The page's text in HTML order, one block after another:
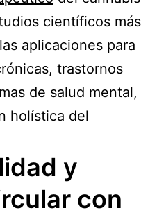
científicos más
aplicaciones para
trastornos
de salud mental,
holística del
y
con